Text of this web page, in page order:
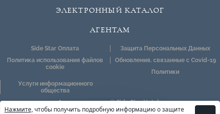
ЭЛЕКТРОННЫЙ КАТАЛОГ
АГЕНТАМ
Side Star Оплата
Защита Персональных Данных
Политика использования файлов
cookie
Обновления, связанные с Covid-19
Политики
Услуги информационного
общества
Авторские права © Side Star Hotels
Нажмите,чтобы получить подробную информацию о защите